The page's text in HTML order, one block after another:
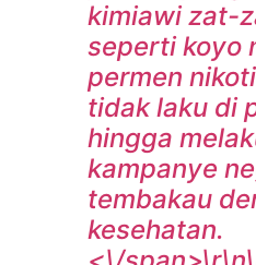
kimiawi zat-
seperti koyo
permen
tidak laku di
hingga
kampanye
tembakau
kesehatan.